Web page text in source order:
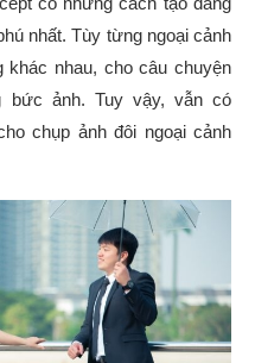
nhất. Tùy từng ngoại cảnh
khác nhau, cho câu chuyện
bức ảnh. Tuy vậy, vẫn có
chụp ảnh đôi ngoại cảnh